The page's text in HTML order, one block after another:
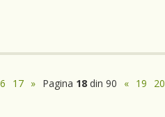
17 » Pagina 18 din 90 « 19 20